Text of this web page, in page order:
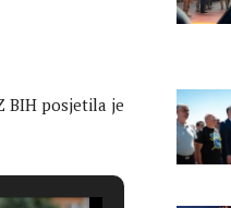
BIH posjetila je